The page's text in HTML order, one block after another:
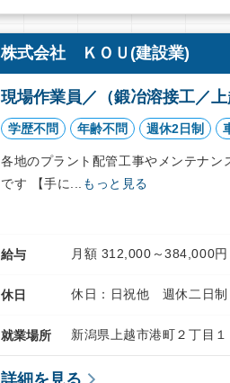
株式会社 ＫＯＵ(建設業)
現場作業員／（鍛冶溶接工／上
学歴不問 年齢不問 週休2日制
各地のプラント配管工事やメンテナン
です 【手に...
もっと見る
給与 月額 312,000～384,000
休日 休日：日祝他 週休二日
就業場所 新潟県上越市港町２丁
詳細を見る